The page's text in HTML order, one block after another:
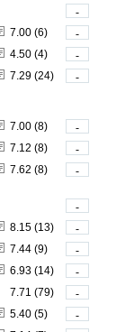
-
7.00 (6)
-
4.50 (4)
-
7.29 (24)
-
7.00 (8)
-
7.12 (8)
-
7.62 (8)
-
-
8.15 (13)
-
7.44 (9)
-
6.93 (14)
-
7.71 (79)
-
5.40 (5)
-